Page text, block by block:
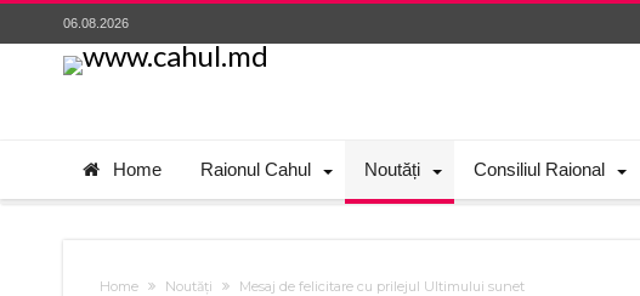
06.08.2026
Home Raionul Cahul Noutăți Consiliul Raional
Home Noutăți Mesaj de felicitare cu prilejul Ultimului sunet